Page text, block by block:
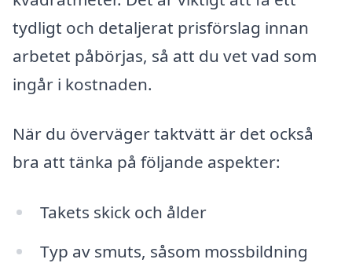
tydligt och detaljerat prisförslag innan
arbetet påbörjas, så att du vet vad som
ingår i kostnaden.
När du överväger taktvätt är det också
bra att tänka på följande aspekter:
Takets skick och ålder
Typ av smuts, såsom mossbildning